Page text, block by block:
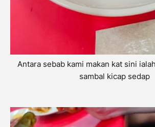
Antara sebab kami makan kat sini
sambal kicap sedap